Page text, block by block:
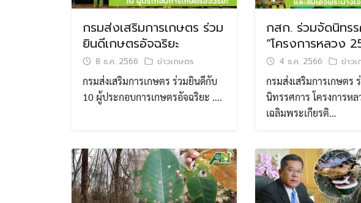
กรมส่งเสริมการเกษตร ร่วม
ยินดีเกษตรอัจฉริยะ
8 ธ.ค. 2566 ข่าวเกษตร
กรมส่งเสริมการเกษตร ร่วมยินดีกับ
10 ผู้ประกอบการเกษตรอัจฉริยะ ….
กสก. ร่วมจัดนิทร
“โครงการหลวง
4 ธ.ค. 2566 ข่าว
กรมส่งเสริมการเกษตร
นิทรรศการ โครงการหล
เฉลิมพระเกียรติ…